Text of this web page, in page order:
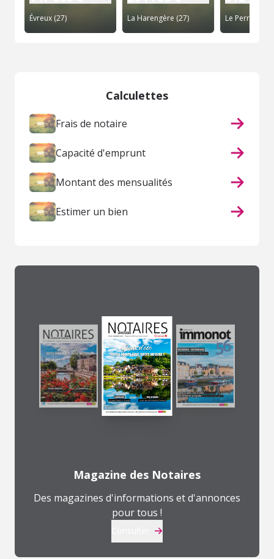
Évreux (27) La Harengère (27) Le Perrey (27)
Calculettes
Frais de notaire
Capacité d'emprunt
Montant des mensualités
Estimer un bien
Magazine des Notaires
Des magazines d'informations et d'annonces
pour tous !